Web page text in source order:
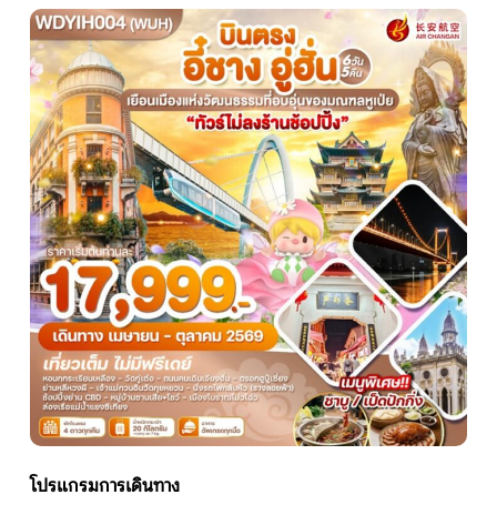
บริษัทเบสเฟรนด์ ฮอลิเดย์
เส้นทางที่ต้องการ
หน้าแรก
ทัวร์ต่างประเทศ
จัดกรุ๊ปต่างประเทศ
โปรไฟไหม้
ทัวร์ในประเทศ
โปรแกรมการเดินทาง